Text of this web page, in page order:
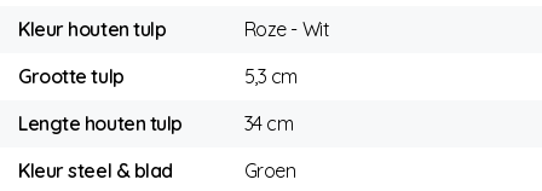
Kleur houten tulp
Roze - Wit
Grootte tulp
5,3 cm
Lengte houten tulp
34 cm
Kleur steel & blad
Groen